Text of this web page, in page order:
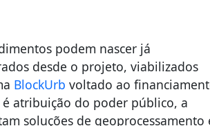
podem nascer já
desde o projeto, viabilizados
BlockUrb voltado ao
atribuição do poder público, a
soluções de geoprocessamento